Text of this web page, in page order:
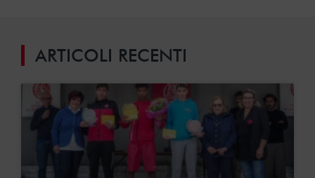
ARTICOLI RECENTI